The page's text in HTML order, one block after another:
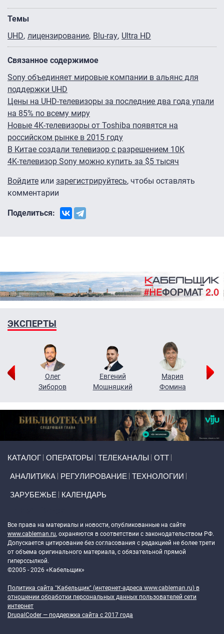
Темы
UHD лицензирование Blu-ray Ultra HD
Связанное содержимое
Sony объединяет мировые компании в альянс для
поддержки UHD
Цены на UHD-телевизоры за последние два года упали
на 85% по всему миру
Новые 4K-телевизоры от Toshiba появятся на
российском рынке в 2015 году
В Китае создали телевизор с разрешением 10K
4K-телевизор Sony можно купить за $5 тысяч
Войдите или зарегистрируйтесь, чтобы оставлять
комментарии
Поделиться:
ЭКСПЕРТЫ
Олег
Зиборов
Евгений
Мошняцкий
Мария
Фомина
КАТАЛОГ ОПЕРАТОРЫ ТЕЛЕКАНАЛЫ ОТТ
АНАЛИТИКА РЕГУЛИРОВАНИЕ ТЕХНОЛОГИИ
ЗАРУБЕЖЬЕ КАЛЕНДАРЬ
Все права на материалы и новости, опубликованные на сайте
www.cableman.ru, охраняются в соответствии с законодательством РФ.
Допускается цитирование без согласования с редакцией не более трети
от объема оригинального материала, с обязательной прямой
гиперссылкой.
©2005 - 2026 «Кабельщик»
Политика сайта "Кабельщик" (интернет-адреса www.cableman.ru) в
отношении обработки персональных данных пользователей сети
интернет
DrupalCoder — поддержка сайта c 2017 года